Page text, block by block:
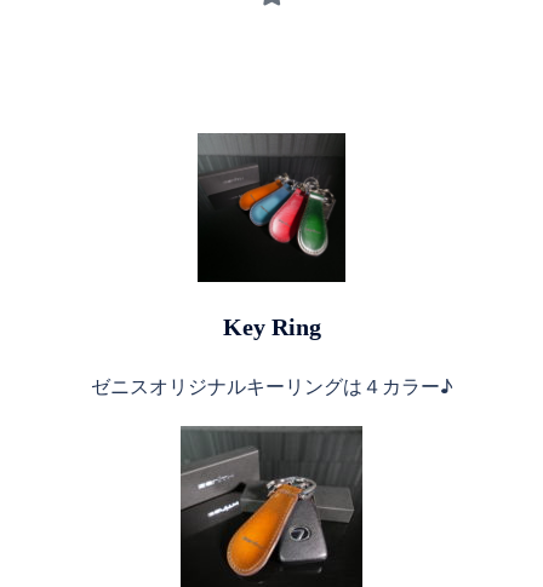
Key Ring
ゼニスオリジナルキーリングは４カラー♪